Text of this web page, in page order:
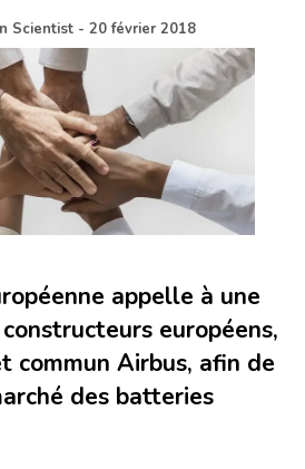
Scientist - 20 février 2018
appelle à une
européens,
commun Airbus, afin de
des batteries